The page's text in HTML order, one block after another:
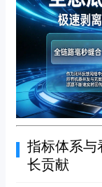
指标体系与
长贡献